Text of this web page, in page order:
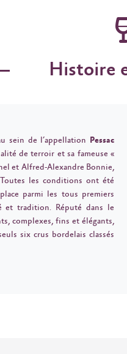
Histoire
sein de l’appellation Pessac
de terroir et sa fameuse «
et Alfred-Alexandre Bonnie,
les conditions ont été
parmi les tous premiers
et tradition. Réputé dans le
complexes, fins et élégants,
six crus bordelais classés